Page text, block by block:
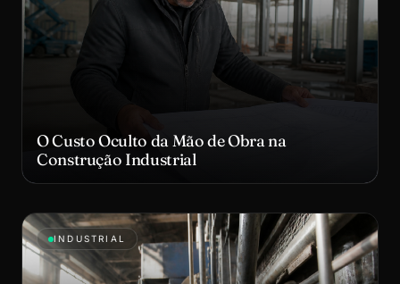
O Custo Oculto da Mão de Obra na
Construção Industrial
INDUSTRIAL